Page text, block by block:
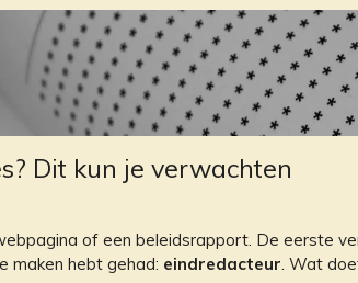
Dit kun je verwachten
of een beleidsrapport. De eerste
maken hebt gehad: eindredacteur. Wat